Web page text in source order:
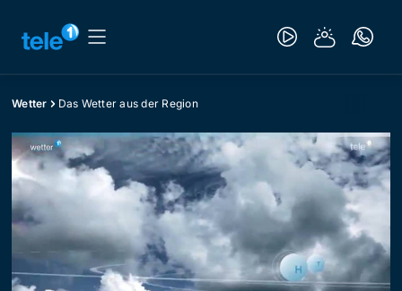
Wetter Das Wetter aus der Region